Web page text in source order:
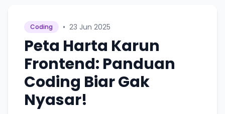
Coding • 23 Jun 2025
Peta Harta Karun
Frontend: Panduan
Coding Biar Gak
Nyasar!